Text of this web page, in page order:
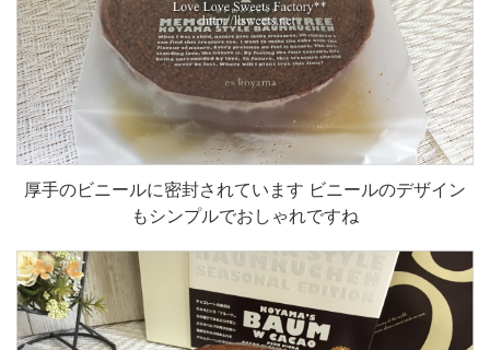
厚手のビニールに密封されています ビニールのデザイン
もシンプルでおしゃれですね